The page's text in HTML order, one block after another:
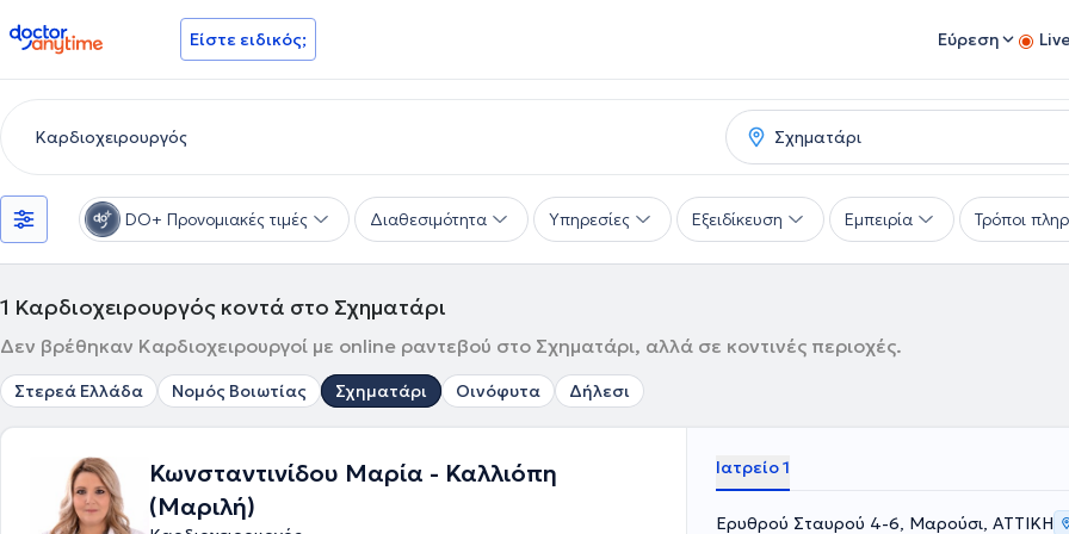
doctoranytime Είστε ειδικός; Εύρεση
DO+ Προνομιακές τιμές Διαθεσιμότητα Υπηρεσίες Εξειδίκευση Εμπειρία Τρόποι
1 Καρδιοχειρουργός κοντά στο Σχηματάρι
Δεν βρέθηκαν Καρδιοχειρουργοί με online ραντεβού στο Σχηματάρι, αλλά σε κοντινές περιοχές.
Στερεά Ελλάδα Νομός Βοιωτίας Σχηματάρι Οινόφυτα Δήλεσι
Κωνσταντινίδου Μαρία - Καλλιόπη
(Μαριλή)
Ιατρείο 1
Ερυθρού Σταυρού 4-6, Μαρούσι, ΑΤΤΙΚΗ